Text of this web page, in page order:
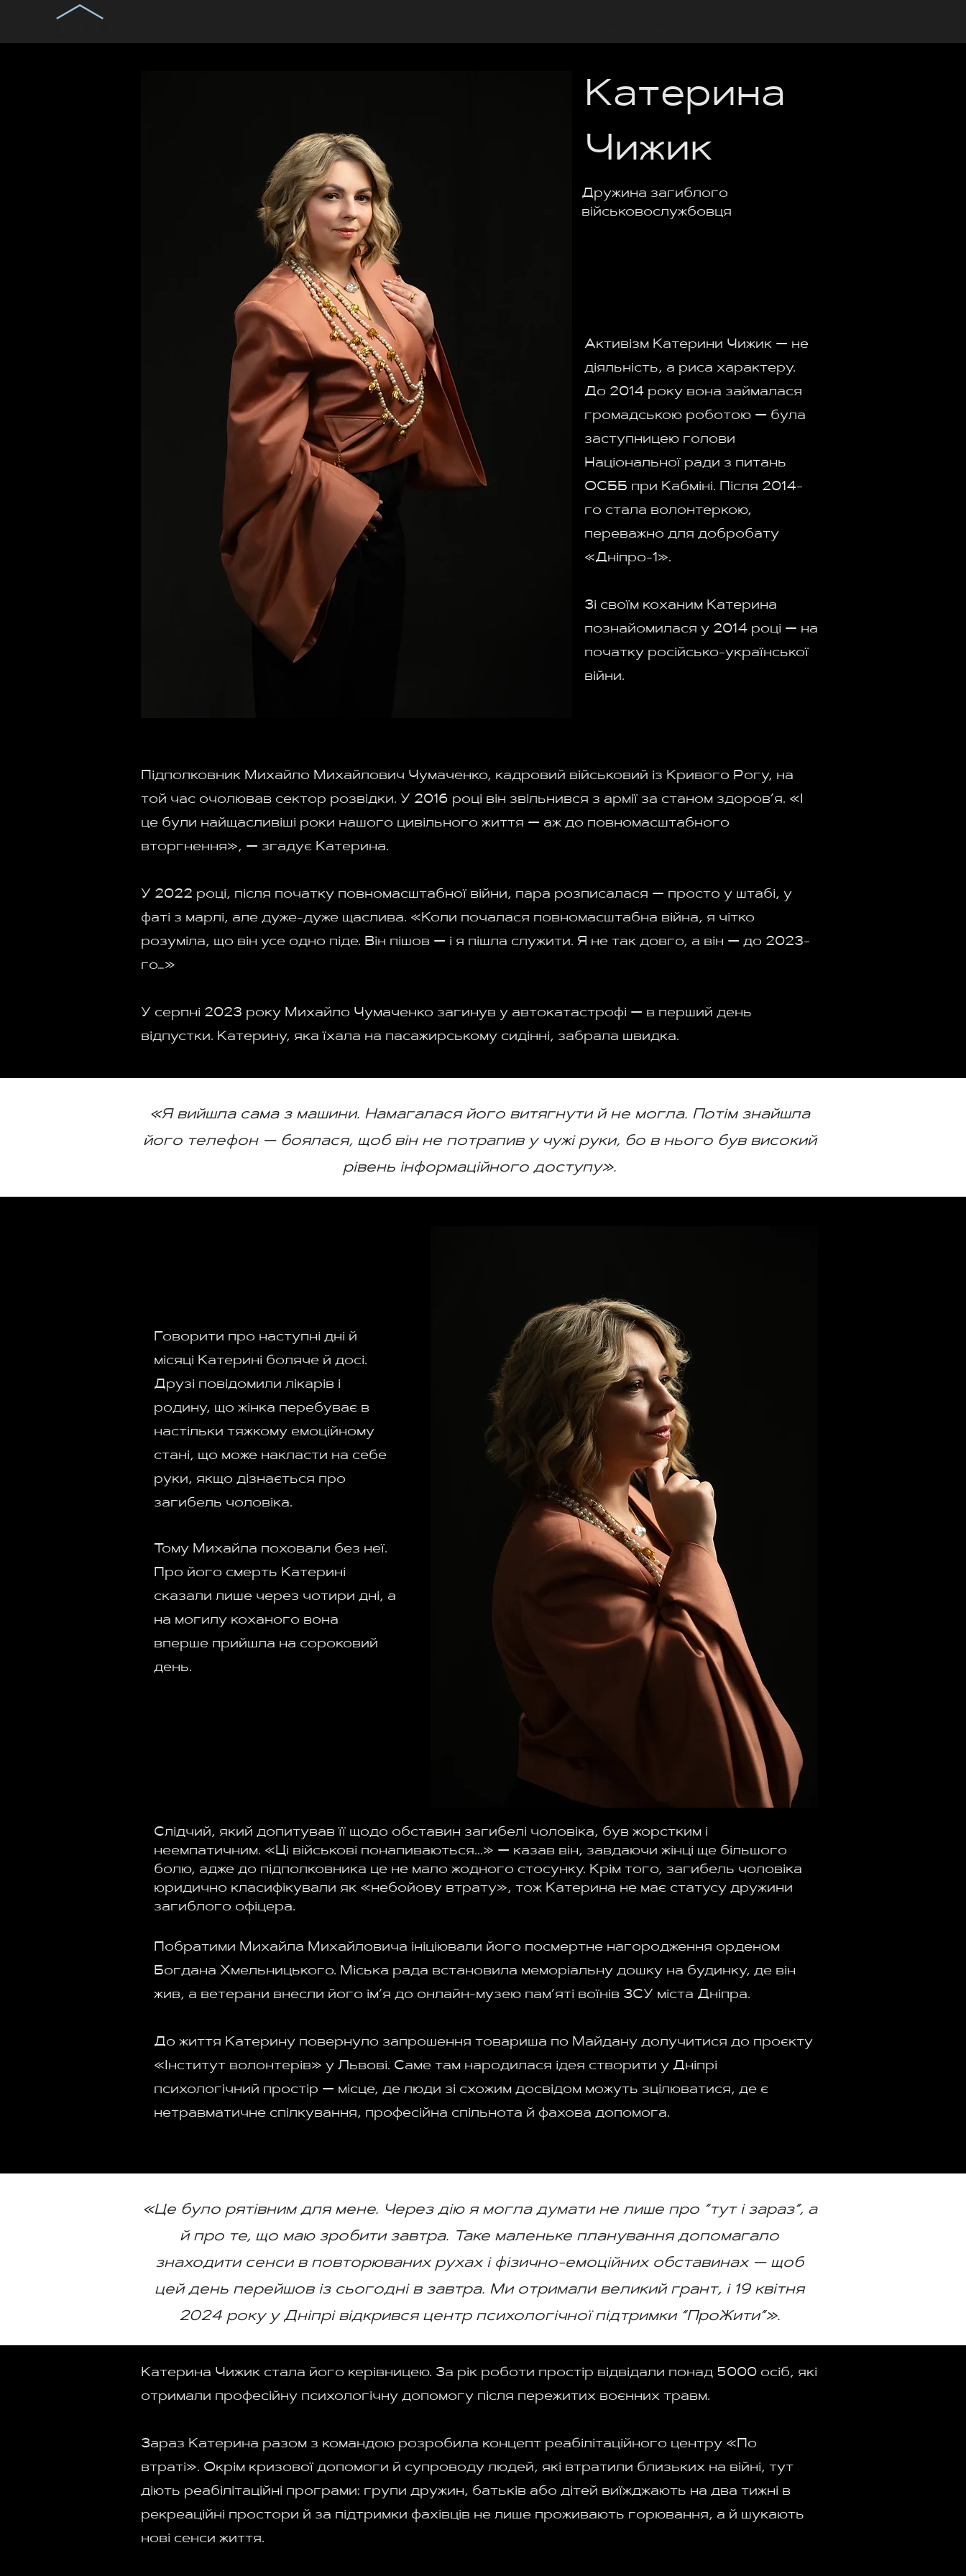
Катерина
Чижик
Дружина загиблого
військовослужбовця
Активізм Катерини Чижик — не
діяльність, а риса характеру.
До 2014 року вона займалася
громадською роботою — була
заступницею голови
Національної ради з питань
ОСББ при Кабміні. Після 2014-
го стала волонтеркою,
переважно для добробату
«Дніпро-1».
Зі своїм коханим Катерина
познайомилася у 2014 році — на
початку російсько-української
війни.
Підполковник Михайло Михайлович Чумаченко, кадровий військовий із Кривого Рогу, на
той час очолював сектор розвідки. У 2016 році він звільнився з армії за станом здоров’я. «І
це були найщасливіші роки нашого цивільного життя — аж до повномасштабного
вторгнення», — згадує Катерина.
У 2022 році, після початку повномасштабної війни, пара розписалася — просто у штабі, у
фаті з марлі, але дуже-дуже щаслива. «Коли почалася повномасштабна війна, я чітко
розуміла, що він усе одно піде. Він пішов — і я пішла служити. Я не так довго, а він — до 2023-
го…»
У серпні 2023 року Михайло Чумаченко загинув у автокатастрофі — в перший день
відпустки. Катерину, яка їхала на пасажирському сидінні, забрала швидка.
«Я вийшла сама з машини. Намагалася його витягнути й не могла. Потім знайшла
його телефон — боялася, щоб він не потрапив у чужі руки, бо в нього був високий
рівень інформаційного доступу».
Говорити про наступні дні й
місяці Катерині боляче й досі.
Друзі повідомили лікарів і
родину, що жінка перебуває в
настільки тяжкому емоційному
стані, що може накласти на себе
руки, якщо дізнається про
загибель чоловіка.
Тому Михайла поховали без неї.
Про його смерть Катерині
сказали лише через чотири дні, а
на могилу коханого вона
вперше прийшла на сороковий
день.
Слідчий, який допитував її щодо обставин загибелі чоловіка, був жорстким і
неемпатичним. «Ці військові понапиваються...» — казав він, завдаючи жінці ще більшого
болю, адже до підполковника це не мало жодного стосунку. Крім того, загибель чоловіка
юридично класифікували як «небойову втрату», тож Катерина не має статусу дружини
загиблого офіцера.
Побратими Михайла Михайловича ініціювали його посмертне нагородження орденом
Богдана Хмельницького. Міська рада встановила меморіальну дошку на будинку, де він
жив, а ветерани внесли його ім’я до онлайн-музею пам’яті воїнів ЗСУ міста Дніпра.
До життя Катерину повернуло запрошення товариша по Майдану долучитися до проєкту
«Інститут волонтерів» у Львові. Саме там народилася ідея створити у Дніпрі
психологічний простір — місце, де люди зі схожим досвідом можуть зцілюватися, де є
нетравматичне спілкування, професійна спільнота й фахова допомога.
«Це було рятівним для мене. Через дію я могла думати не лише про “тут і зараз”, а
й про те, що маю зробити завтра. Таке маленьке планування допомагало
знаходити сенси в повторюваних рухах і фізично-емоційних обставинах — щоб
цей день перейшов із сьогодні в завтра. Ми отримали великий грант, і 19 квітня
2024 року у Дніпрі відкрився центр психологічної підтримки “ПроЖити”».
Катерина Чижик стала його керівницею. За рік роботи простір відвідали понад 5000 осіб, які
отримали професійну психологічну допомогу після пережитих воєнних травм.
Зараз Катерина разом з командою розробила концепт реабілітаційного центру «По
втраті». Окрім кризової допомоги й супроводу людей, які втратили близьких на війні, тут
діють реабілітаційні програми: групи дружин, батьків або дітей виїжджають на два тижні в
рекреаційні простори й за підтримки фахівців не лише проживають горювання, а й шукають
нові сенси життя.